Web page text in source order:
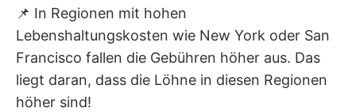
📌 In Regionen mit hohen
Lebenshaltungskosten wie New York oder San
Francisco fallen die Gebühren höher aus. Das
liegt daran, dass die Löhne in diesen Regionen
höher sind!